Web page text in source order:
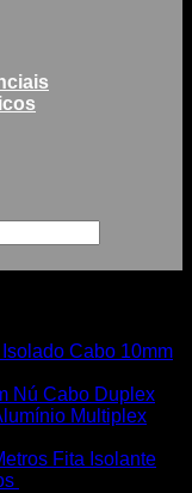
Cabo 10mm
Cabo Duplex
Multiplex
Fita Isolante